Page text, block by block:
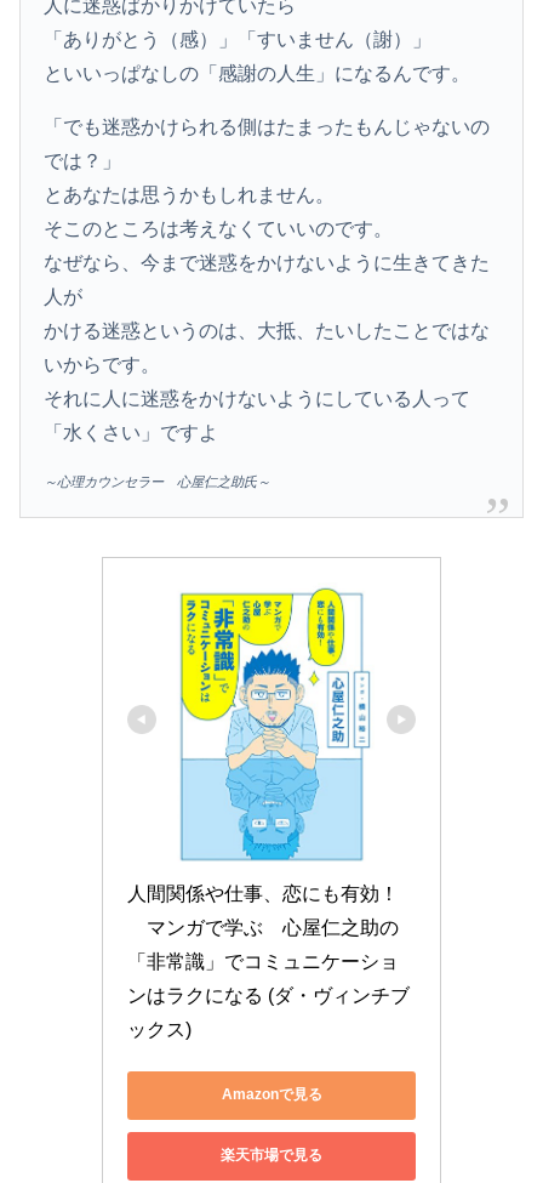
人に迷惑ばかりかけていたら
「ありがとう（感）」「すいません（謝）」
といいっぱなしの「感謝の人生」になるんです。
「でも迷惑かけられる側はたまったもんじゃないの
では？」
とあなたは思うかもしれません。
そこのところは考えなくていいのです。
なぜなら、今まで迷惑をかけないように生きてきた
人が
かける迷惑というのは、大抵、たいしたことではな
いからです。
それに人に迷惑をかけないようにしている人って
「水くさい」ですよ
～心理カウンセラー 心屋仁之助氏～
人間関係や仕事、恋にも有効！
マンガで学ぶ　心屋仁之助の
「非常識」でコミュニケーショ
ンはラクになる (ダ・ヴィンチブ
ックス)
Amazonで見る
楽天市場で見る